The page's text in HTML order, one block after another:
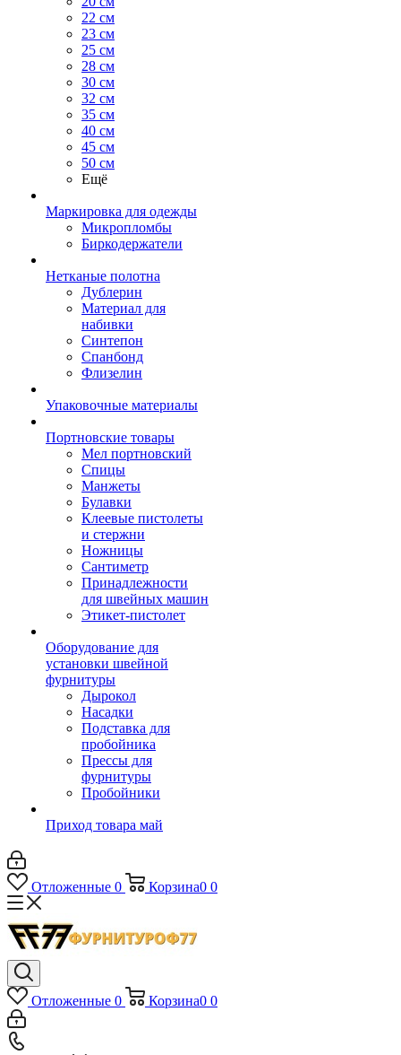
22 см
23 см
25 см
28 см
30 см
32 см
35 см
40 см
45 см
50 см
Ещё
Маркировка для одежды
Микропломбы
Биркодержатели
Нетканые полотна
Дублерин
Материал для
набивки
Синтепон
Спанбонд
Флизелин
Упаковочные материалы
Портновские товары
Мел портновский
Спицы
Манжеты
Булавки
Клеевые пистолеты
и стержни
Ножницы
Сантиметр
Принадлежности
для швейных машин
Этикет-пистолет
Оборудование для
установки швейной
фурнитуры
Дырокол
Насадки
Подставка для
пробойника
Прессы для
фурнитуры
Пробойники
Приход товара май
Отложенные 0 Корзина0 0
Отложенные 0 Корзина0 0